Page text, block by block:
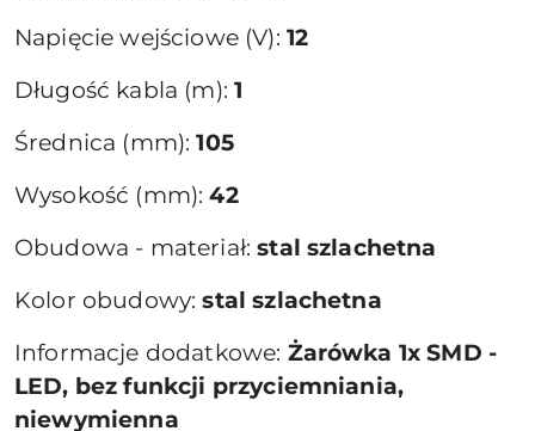
Napięcie wejściowe (V): 12
Długość kabla (m):1
Średnica (mm):105
Wysokość (mm):42
Obudowa - materiał:stal szlachetna
Kolor obudowy:stal szlachetna
Informacje dodatkowe: Żarówka 1x SMD -
LED, bez funkcji przyciemniania,
niewymienna